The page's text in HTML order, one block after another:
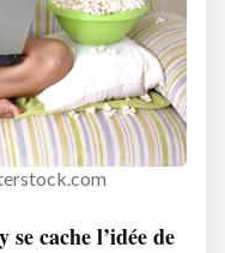
cache l’idée de